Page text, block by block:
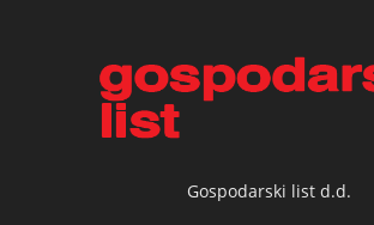
Gospodarski list d.d.